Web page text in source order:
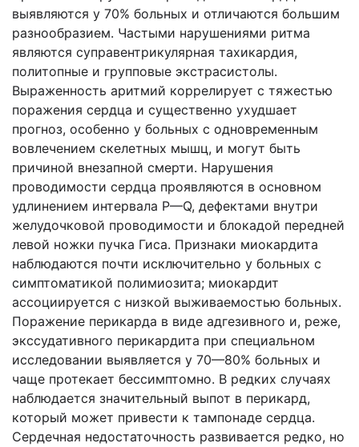
выявляются у 70% больных и отличаются большим
разнообразием. Частыми нарушениями ритма
являются суправентрикулярная тахикардия,
политопные и групповые экстрасистолы.
Выраженность аритмий коррелирует с тяжестью
поражения сердца и существенно ухудшает
прогноз, особенно у больных с одновременным
вовлечением скелетных мышц, и могут быть
причиной внезапной смерти. Нарушения
проводимости сердца проявляются в основном
удлинением интервала Р—Q, дефектами внутри
желудочковой проводимости и блокадой передней
левой ножки пучка Гиса. Признаки миокардита
наблюдаются почти исключительно у больных с
симптоматикой полимиозита; миокардит
ассоциируется с низкой выживаемостью больных.
Поражение перикарда в виде адгезивного и, реже,
экссудативного перикардита при специальном
исследовании выявляется у 70—80% больных и
чаще протекает бессимптомно. В редких случаях
наблюдается значительный выпот в перикард,
который может привести к тампонаде сердца.
Сердечная недостаточность развивается редко, но